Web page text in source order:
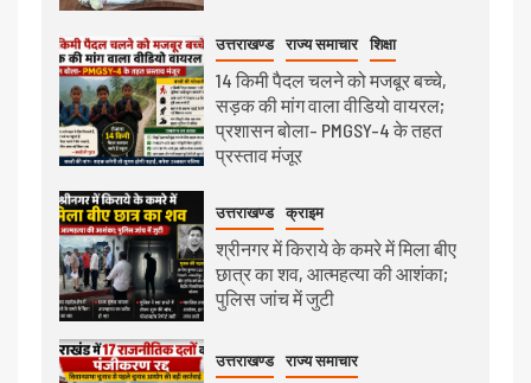
उत्तराखण्ड राज्य समाचार शिक्षा
14 किमी पैदल चलने को मजबूर बच्चे,
सड़क की मांग वाला वीडियो वायरल;
प्रशासन बोला- PMGSY-4 के तहत
प्रस्ताव मंजूर
उत्तराखण्ड क्राइम
श्रीनगर में किराये के कमरे में मिला बीए
छात्र का शव, आत्महत्या की आशंका;
पुलिस जांच में जुटी
उत्तराखण्ड राज्य समाचार